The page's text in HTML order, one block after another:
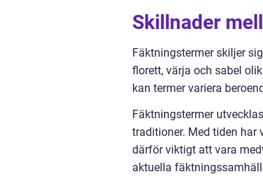
Skillnader
Fäktningstermer skiljer
florett, värja och sabel
kan termer variera
Fäktningstermer
traditioner. Med tiden har
därför viktigt att vara
aktuella